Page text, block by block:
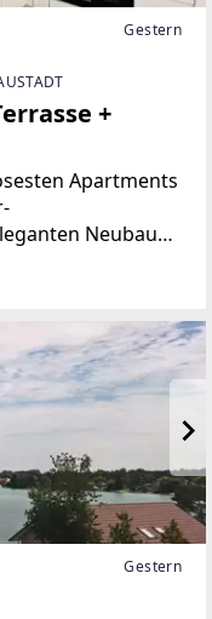
Gestern
+
Apartments
Neubau
Wohnung mit
folgende
Gestern